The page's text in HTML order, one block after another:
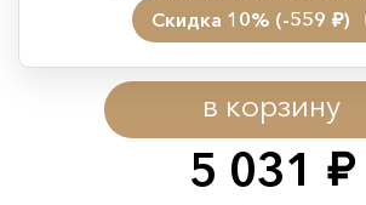
5 031 руб.
в корзину
Скидка 10% (-559 руб.)
Период действия акции:
Начало:
Окончание:
Время до окончания: